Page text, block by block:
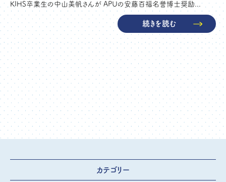
KIHS卒業生の中山美帆さんが APUの安藤百福名誉博士奨励...
続きを読む
カテゴリー